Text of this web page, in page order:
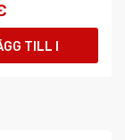
TILL I